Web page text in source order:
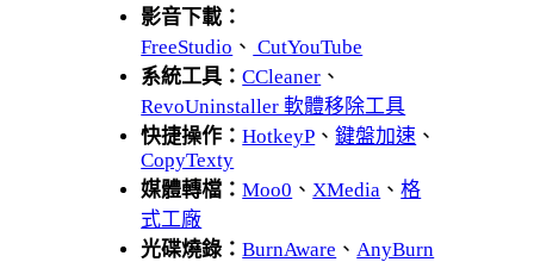
影音下載：
FreeStudio 、 CutYouTube
系統工具：CCleaner 、
RevoUninstaller 軟體移除工具
快捷操作：HotkeyP 、鍵盤加速 、
CopyTexty
媒體轉檔：Moo0 、 XMedia 、格
式工廠
光碟燒錄：BurnAware 、 AnyBurn